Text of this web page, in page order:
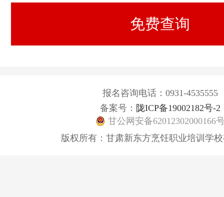
报名咨询电话：0931-4535555
备案号： 陇ICP备19002182号-2
甘公网安备62012302000166
版权所有：甘肃新东方烹饪职业培训学